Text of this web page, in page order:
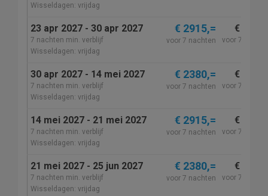
Wisseldagen: vrijdag
23 apr 2027 - 30 apr 2027
7 nachten min. verblijf
Wisseldagen: vrijdag
€ 2915,=
voor 7 nachten
€
voor 7
30 apr 2027 - 14 mei 2027
7 nachten min. verblijf
Wisseldagen: vrijdag
€ 2380,=
voor 7 nachten
€
voor 7
14 mei 2027 - 21 mei 2027
7 nachten min. verblijf
Wisseldagen: vrijdag
€ 2915,=
voor 7 nachten
€
voor 7
21 mei 2027 - 25 jun 2027
7 nachten min. verblijf
Wisseldagen: vrijdag
€ 2380,=
voor 7 nachten
€
voor 7